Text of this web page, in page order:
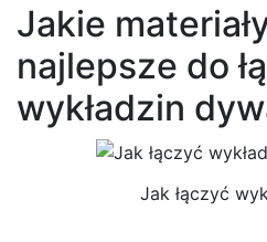
Jakie
najlepsze do
wykładzin
Jak łączyć